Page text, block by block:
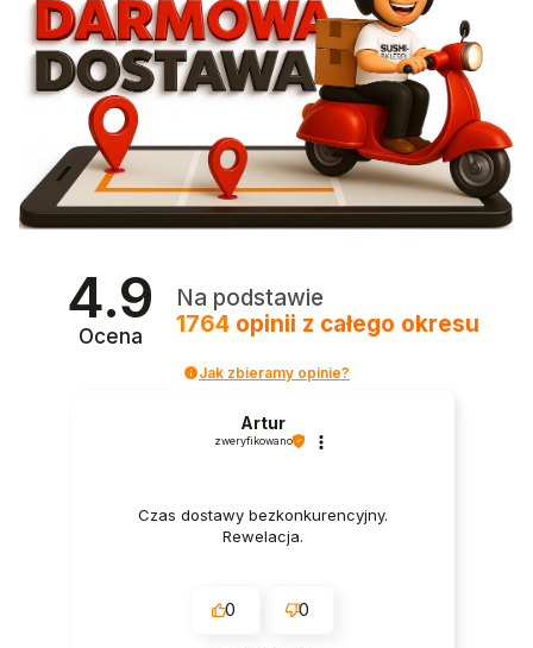
4.9
Ocena
Na podstawie
1764 opinii z całego okresu
Jak zbieramy opinie?
Artur
zweryfikowano
Czas dostawy bezkonkurencyjny.
Rewelacja.
0 0